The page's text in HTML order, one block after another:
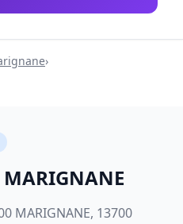
›
MARIGNANE
MARIGNANE, 13700